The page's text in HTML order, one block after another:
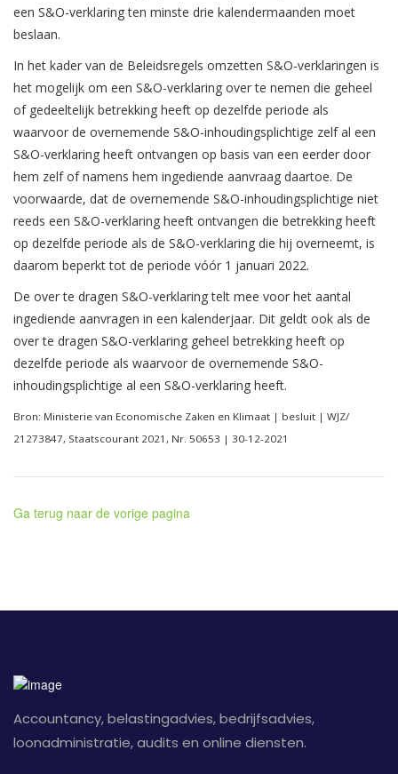
een S&O-verklaring ten minste drie kalendermaanden moet
beslaan.
In het kader van de Beleidsregels omzetten S&O-verklaringen is
het mogelijk om een S&O-verklaring over te nemen die geheel
of gedeeltelijk betrekking heeft op dezelfde periode als
waarvoor de overnemende S&O-inhoudingsplichtige zelf al een
S&O-verklaring heeft ontvangen op basis van een eerder door
hem zelf of namens hem ingediende aanvraag daartoe. De
voorwaarde, dat de overnemende S&O-inhoudingsplichtige niet
reeds een S&O-verklaring heeft ontvangen die betrekking heeft
op dezelfde periode als de S&O-verklaring die hij overneemt, is
daarom beperkt tot de periode vóór 1 januari 2022.
De over te dragen S&O-verklaring telt mee voor het aantal
ingediende aanvragen in een kalenderjaar. Dit geldt ook als de
over te dragen S&O-verklaring geheel betrekking heeft op
dezelfde periode als waarvoor de overnemende S&O-
inhoudingsplichtige al een S&O-verklaring heeft.
Bron: Ministerie van Economische Zaken en Klimaat | besluit | WJZ/
21273847, Staatscourant 2021, Nr. 50653 | 30-12-2021
Ga terug naar de vorige pagina
Accountancy, belastingadvies, bedrijfsadvies,
loonadministratie, audits en online diensten.